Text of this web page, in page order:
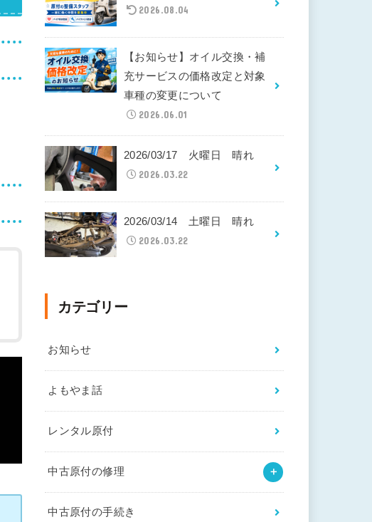
2026.08.04
【お知らせ】オイル交換・補
充サービスの価格改定と対象
車種の変更について
2026.06.01
2026/03/17 火曜日 晴れ
2026.03.22
2026/03/14 土曜日 晴れ
2026.03.22
カテゴリー
お知らせ
よもやま話
レンタル原付
中古原付の修理
中古原付の手続き